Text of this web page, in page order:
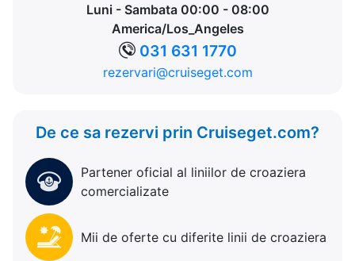
Luni - Sambata 00:00 - 08:00
America/Los_Angeles
031 631 1770
rezervari@cruiseget.com
De ce sa rezervi prin Cruiseget.com?
Partener oficial al liniilor de croaziera
comercializate
Mii de oferte cu diferite linii de croaziera